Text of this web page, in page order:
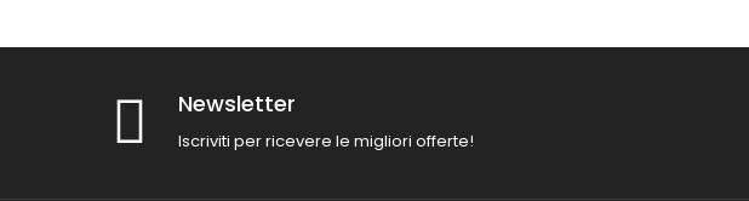
Newsletter
Iscriviti per ricevere le migliori offerte!